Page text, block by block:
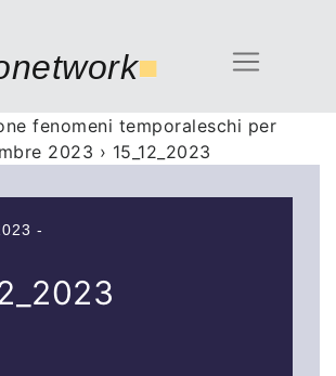
■
fenomeni temporaleschi per
2023 › 15_12_2023
-